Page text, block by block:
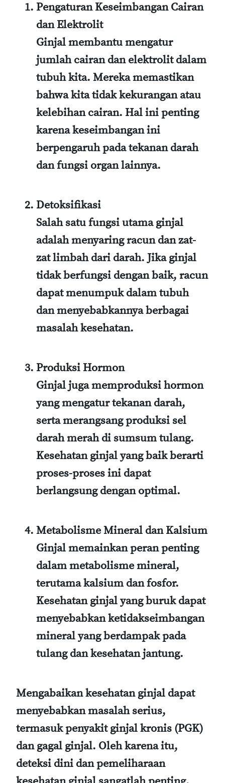
Pengaturan Keseimbangan Cairan
dan Elektrolit
Ginjal membantu mengatur
jumlah cairan dan elektrolit dalam
tubuh kita. Mereka memastikan
bahwa kita tidak kekurangan atau
kelebihan cairan. Hal ini penting
karena keseimbangan ini
berpengaruh pada tekanan darah
dan fungsi organ lainnya.
Detoksifikasi
Salah satu fungsi utama ginjal
adalah menyaring racun dan zat-
zat limbah dari darah. Jika ginjal
tidak berfungsi dengan baik, racun
dapat menumpuk dalam tubuh
dan menyebabkannya berbagai
masalah kesehatan.
Produksi Hormon
Ginjal juga memproduksi hormon
yang mengatur tekanan darah,
serta merangsang produksi sel
darah merah di sumsum tulang.
Kesehatan ginjal yang baik berarti
proses-proses ini dapat
berlangsung dengan optimal.
Metabolisme Mineral dan Kalsium
Ginjal memainkan peran penting
dalam metabolisme mineral,
terutama kalsium dan fosfor.
Kesehatan ginjal yang buruk dapat
menyebabkan ketidakseimbangan
mineral yang berdampak pada
tulang dan kesehatan jantung.
Mengabaikan kesehatan ginjal dapat
menyebabkan masalah serius,
termasuk penyakit ginjal kronis (PGK)
dan gagal ginjal. Oleh karena itu,
deteksi dini dan pemeliharaan